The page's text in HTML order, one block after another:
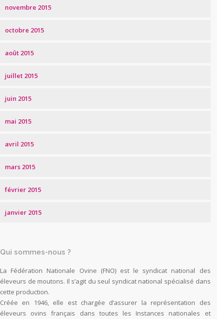
novembre 2015
octobre 2015
août 2015
juillet 2015
juin 2015
mai 2015
avril 2015
mars 2015
février 2015
janvier 2015
Qui sommes-nous ?
La Fédération Nationale Ovine (FNO) est le syndicat national des
éleveurs de moutons. Il s’agit du seul syndicat national spécialisé dans
cette production.
Créée en 1946, elle est chargée d’assurer la représentation des
éleveurs ovins français dans toutes les Instances nationales et